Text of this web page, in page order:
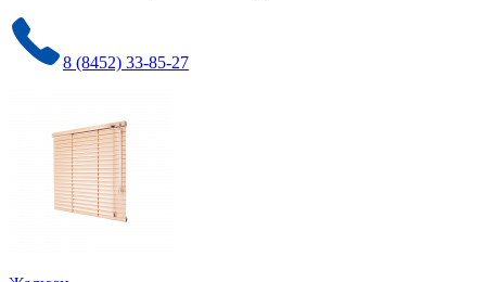
8 (8452) 33-85-27